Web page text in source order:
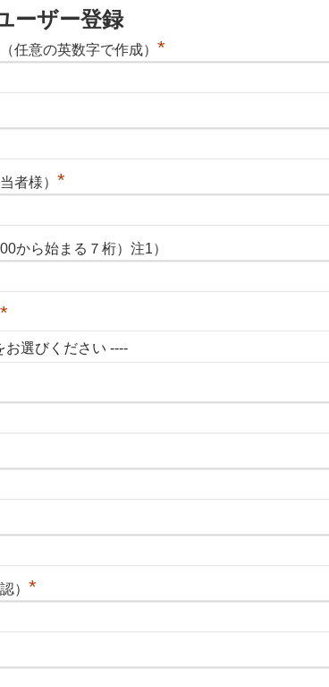
ーザー登録
任意の英数字で作成） *
者様） *
から始まる７桁）注1）
*
） *